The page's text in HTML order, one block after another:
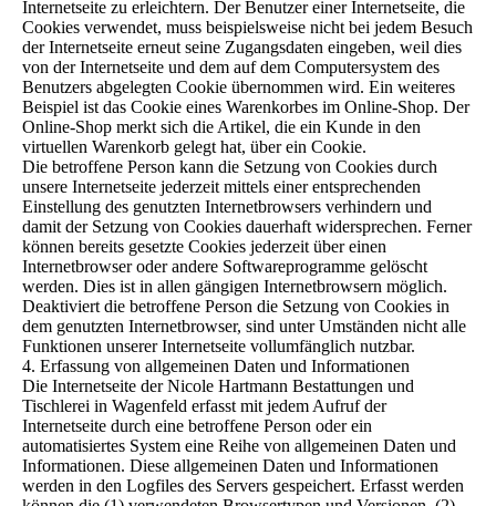
Internetseite zu erleichtern. Der Benutzer einer Internetseite, die
Cookies verwendet, muss beispielsweise nicht bei jedem Besuch
der Internetseite erneut seine Zugangsdaten eingeben, weil dies
von der Internetseite und dem auf dem Computersystem des
Benutzers abgelegten Cookie übernommen wird. Ein weiteres
Beispiel ist das Cookie eines Warenkorbes im Online-Shop. Der
Online-Shop merkt sich die Artikel, die ein Kunde in den
virtuellen Warenkorb gelegt hat, über ein Cookie.
Die betroffene Person kann die Setzung von Cookies durch
unsere Internetseite jederzeit mittels einer entsprechenden
Einstellung des genutzten Internetbrowsers verhindern und
damit der Setzung von Cookies dauerhaft widersprechen. Ferner
können bereits gesetzte Cookies jederzeit über einen
Internetbrowser oder andere Softwareprogramme gelöscht
werden. Dies ist in allen gängigen Internetbrowsern möglich.
Deaktiviert die betroffene Person die Setzung von Cookies in
dem genutzten Internetbrowser, sind unter Umständen nicht alle
Funktionen unserer Internetseite vollumfänglich nutzbar.
4. Erfassung von allgemeinen Daten und Informationen
Die Internetseite der Nicole Hartmann Bestattungen und
Tischlerei in Wagenfeld erfasst mit jedem Aufruf der
Internetseite durch eine betroffene Person oder ein
automatisiertes System eine Reihe von allgemeinen Daten und
Informationen. Diese allgemeinen Daten und Informationen
werden in den Logfiles des Servers gespeichert. Erfasst werden